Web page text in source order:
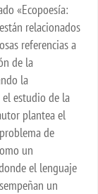
«Ecopoesía:
relacionados
referencias a
de la
la
estudio de la
plantea el
de
un
el lenguaje
un